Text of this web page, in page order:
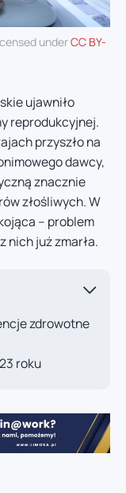
underCC BY-
ujawniło
reprodukcyjnej.
przyszło na
dawcy,
znacznie
złośliwych. W
– problem
nich już zmarła.
zdrowotne
roku